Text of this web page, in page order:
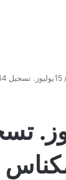
15يوليوز. تسجيل 64 حالة اصابة جديدة بجهة فاس مكناس وهذا هو توزيعها حسب الاقاليم